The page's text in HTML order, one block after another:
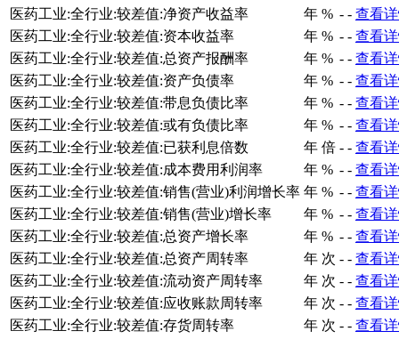
医药工业:全行业:较差值:净资产收益率
年 % - - 查看
医药工业:全行业:较差值:资本收益率
年 % - - 查看
医药工业:全行业:较差值:总资产报酬率
年 % - - 查看
医药工业:全行业:较差值:资产负债率
年 % - - 查看
医药工业:全行业:较差值:带息负债比率
年 % - - 查看
医药工业:全行业:较差值:或有负债比率
年 % - - 查看
医药工业:全行业:较差值:已获利息倍数
年 倍 - - 查看
医药工业:全行业:较差值:成本费用利润率
年 % - - 查看
医药工业:全行业:较差值:销售(营业)利润增长率 年 % - - 查看
医药工业:全行业:较差值:销售(营业)增长率
年 % - - 查看
医药工业:全行业:较差值:总资产增长率
年 % - - 查看
医药工业:全行业:较差值:总资产周转率
年 次 - - 查看
医药工业:全行业:较差值:流动资产周转率
年 次 - - 查看
医药工业:全行业:较差值:应收账款周转率
年 次 - - 查看
医药工业:全行业:较差值:存货周转率
年 次 - - 查看